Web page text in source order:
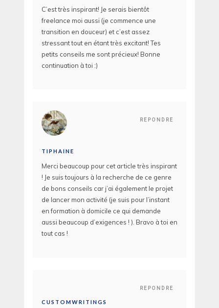
C’est très inspirant! Je serais bientôt
freelance moi aussi (je commence une
transition en douceur) et c’est assez
stressant tout en étant très excitant! Tes
petits conseils me sont précieux! Bonne
continuation à toi :)
REPONDRE
TIPHAINE
Merci beaucoup pour cet article très inspirant
! Je suis toujours à la recherche de ce genre
de bons conseils car j’ai également le projet
de lancer mon activité (je suis pour l’instant
en formation à domicile ce qui demande
aussi beaucoup d’exigences ! ). Bravo à toi en
tout cas !
REPONDRE
CUSTOMWRITINGS